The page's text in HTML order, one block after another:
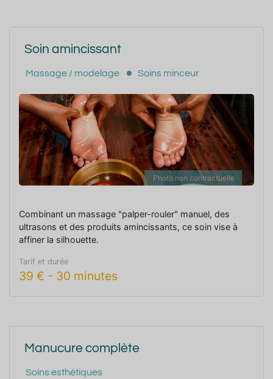
Soin amincissant
Massage / modelage Soins minceur
Photo non contractuelle
Combinant un massage "palper-rouler" manuel, des
ultrasons et des produits amincissants, ce soin vise à
affiner la silhouette.
Tarif et durée
39 € - 30 minutes
Manucure complète
Soins esthétiques